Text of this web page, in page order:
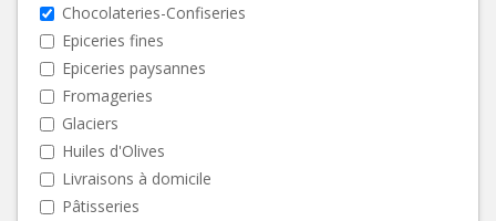
Chocolateries-Confiseries
Epiceries fines
Epiceries paysannes
Fromageries
Glaciers
Huiles d'Olives
Livraisons à domicile
Pâtisseries